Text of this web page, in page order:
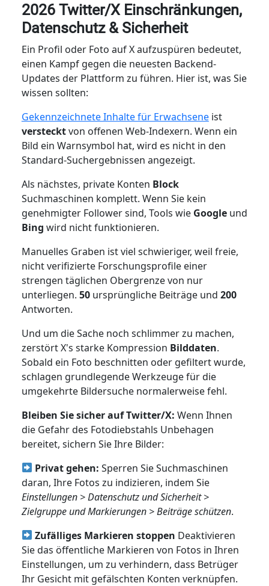
2026 Twitter/X Einschränkungen,
Datenschutz & Sicherheit
Ein Profil oder Foto auf X aufzuspüren bedeutet,
einen Kampf gegen die neuesten Backend-
Updates der Plattform zu führen. Hier ist, was Sie
wissen sollten:
Gekennzeichnete Inhalte für Erwachseneist
verstecktvon offenen Web-Indexern. Wenn ein
Bild ein Warnsymbol hat, wird es nicht in den
Standard-Suchergebnissen angezeigt.
Als nächstes, private Konten Block
Suchmaschinen komplett. Wenn Sie kein
genehmigter Follower sind, Tools wie Google und
Bing wird nicht funktionieren.
Manuelles Graben ist viel schwieriger, weil freie,
nicht verifizierte Forschungsprofile einer
strengen täglichen Obergrenze von nur
unterliegen. 50 ursprüngliche Beiträge und 200
Antworten.
Und um die Sache noch schlimmer zu machen,
zerstört X's starke Kompression Bilddaten.
Sobald ein Foto beschnitten oder gefiltert wurde,
schlagen grundlegende Werkzeuge für die
umgekehrte Bildersuche normalerweise fehl.
Bleiben Sie sicher auf Twitter/X: Wenn Ihnen
die Gefahr des Fotodiebstahls Unbehagen
bereitet, sichern Sie Ihre Bilder:
Privat gehen: Sperren Sie Suchmaschinen
daran, Ihre Fotos zu indizieren, indem Sie
Einstellungen > Datenschutz und Sicherheit >
Zielgruppe und Markierungen > Beiträge schützen.
Zufälliges Markieren stoppen Deaktivieren
Sie das öffentliche Markieren von Fotos in Ihren
Einstellungen, um zu verhindern, dass Betrüger
Ihr Gesicht mit gefälschten Konten verknüpfen.